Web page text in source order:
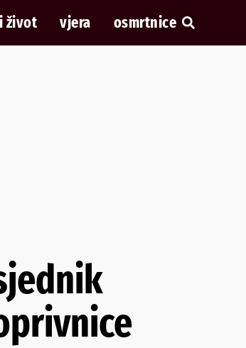
život vjera osmrtnice